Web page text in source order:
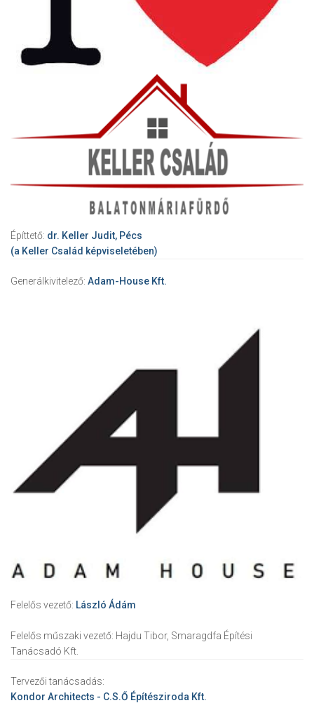
Építtető: dr. Keller Judit, Pécs
(a Keller Család képviseletében)
Generálkivitelező: Adam-House Kft.
Felelős vezető: László Ádám
Felelős műszaki vezető: Hajdu Tibor, Smaragdfa Építési
Tanácsadó Kft.
Tervezői tanácsadás:
Kondor Architects - C.S.Ő Építésziroda Kft.